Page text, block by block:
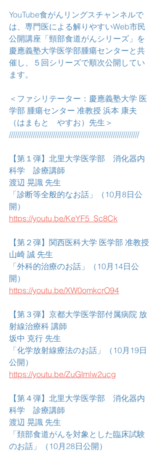
YouTube食がんリングスチャンネルで
は、専門医による解りやすいWeb市民
公開講座「頸部食道がんシリーズ」を
慶應義塾大学医学部腫瘍センターと共
催し、５回シリーズで順次公開してい
ます。
＜ファシリテーター：慶應義塾大学 医
学部 腫瘍センター 准教授 浜本 康夫
（はまもと　やすお）先生＞
/////////////////////////////////////////////////////////////////
【第１弾】北里大学医学部　消化器内
科学　診療講師
渡辺 晃識 先生
「診断等全般的なお話」（10月8日公
開）
https://youtu.be/KeYF5_Sc8Ck
【第２弾】関西医科大学 医学部 准教授
山崎 誠 先生
「外科的治療のお話」（10月14日公
開）
https://youtu.be/XW0omkcrO94
【第３弾】京都大学医学部付属病院 放
射線治療科 講師
坂中 克行 先生
「化学放射線療法のお話」（10月19日
公開）
https://youtu.be/ZuGImlw2ucg
【第４弾】北里大学医学部　消化器内
科学　診療講師
渡辺 晃識 先生
「頚部食道がんを対象とした臨床試験
のお話」（10月28日公開）